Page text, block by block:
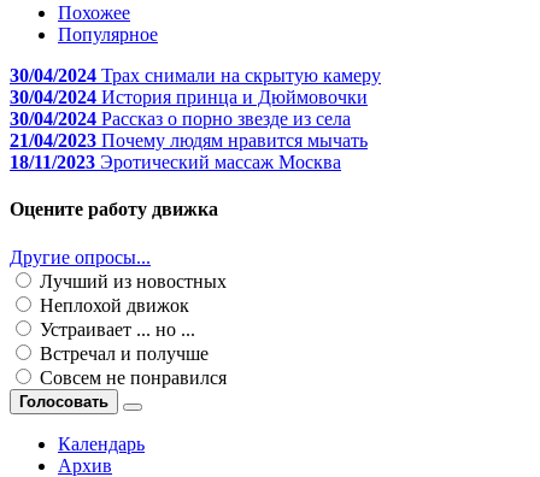
Похожее
Популярное
30/04/2024 Трах снимали на скрытую камеру
30/04/2024 История принца и Дюймовочки
30/04/2024 Рассказ о порно звезде из села
21/04/2023 Почему людям нравится мычать
18/11/2023 Эротический массаж Москва
Оцените работу движка
Другие опросы...
Лучший из новостных
Неплохой движок
Устраивает ... но ...
Встречал и получше
Совсем не понравился
Голосовать
Календарь
Архив